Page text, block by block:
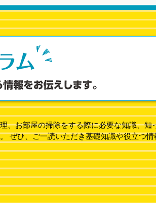
、お部屋の掃除をする際に必要な知識、知
ぜひ、ご一読いただき基礎知識や役立つ